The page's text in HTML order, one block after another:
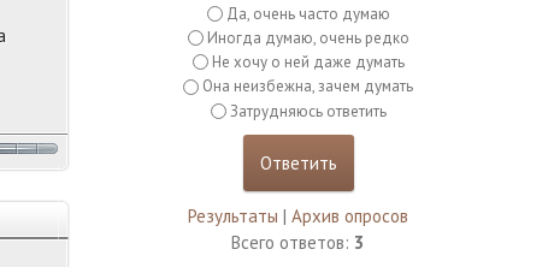
Да, очень часто думаю
Иногда думаю, очень редко
Не хочу о ней даже думать
Она неизбежна, зачем думать
Затрудняюсь ответить
Результаты |Архив опросов
Всего ответов: 3